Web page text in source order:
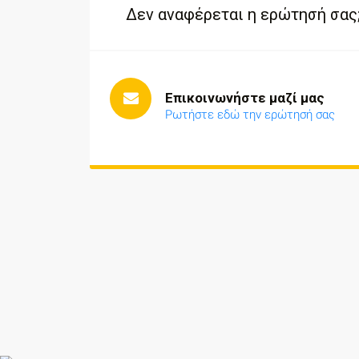
Δεν αναφέρεται η ερώτησή
Επικοινωνήστε μαζί μας
Ρωτήστε εδώ την ερώτησή σας